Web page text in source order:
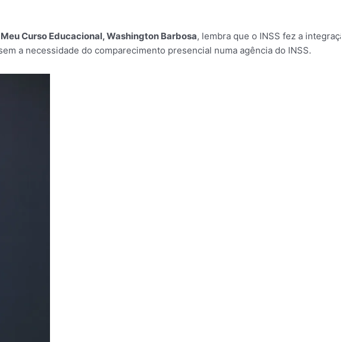
Curso Educacional, Washington Barbosa, lembra que o INSS fez a
a necessidade do comparecimento presencial numa agência do INSS.